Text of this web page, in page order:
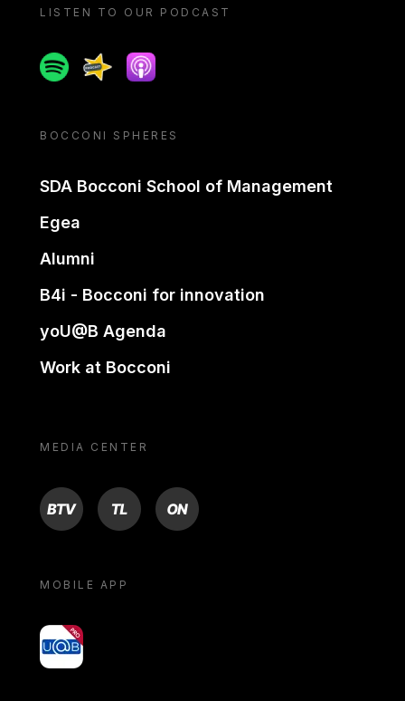
LISTEN TO OUR PODCAST
SpotifySpreakerApple podcast
BOCCONI SPHERES
SDA Bocconi School of Management
Egea
Alumni
B4i - Bocconi for innovation
yoU@B Agenda
Work at Bocconi
MEDIA CENTER
BTV TL ON
MOBILE APP
yoU@B